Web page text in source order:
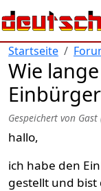
Direkt zum Inhalt
Startseite
Wie
Gespeichert von
hallo,
ich habe den
gestellt und